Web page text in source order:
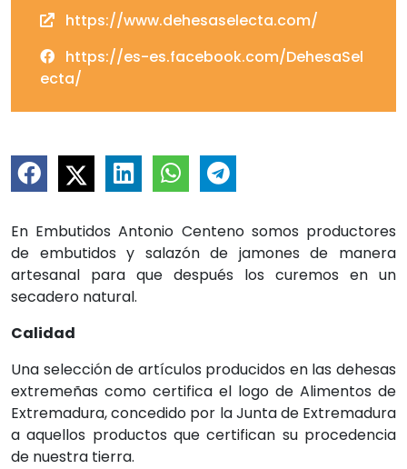
https://www.dehesaselecta.com/
https://es-es.facebook.com/DehesaSel
ecta/
En Embutidos Antonio Centeno somos productores
de embutidos y salazón de jamones de manera
artesanal para que después los curemos en un
secadero natural.
Calidad
Una selección de artículos producidos en las dehesas
extremeñas como certifica el logo de Alimentos de
Extremadura, concedido por la Junta de Extremadura
a aquellos productos que certifican su procedencia
de nuestra tierra.